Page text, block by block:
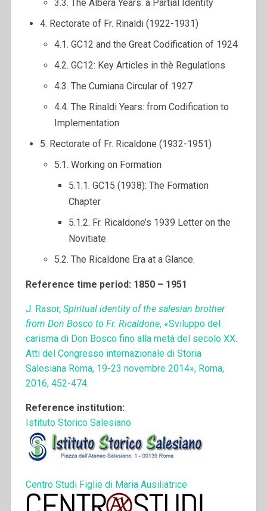
3.3. The Albera Years: a Partial Identity
4. Rectorate of Fr. Rinaldi (1922-1931)
4.1. GC12 and the Great Codification of 1924
4.2. GC12: Key Articles in thè Regulatìons
4.3. The Cumiana Circular of 1927
4.4. The Rinaldi Years: from Codification to
Implementation
5. Rectorate of Fr. Ricaldone (1932-1951)
5.1. Working on Formation
5.1.1. GC15 (1938): The Formation
Chapter
5.1.2. Fr. Ricaldone’s 1939 Letter on the
Novitiate
5.2. The Ricaldone Era at a Glance.
Reference time period: 1850 – 1951
J. Rasor, Spiritual identity of the salesian brother
from Don Bosco to Fr. Ricaldone, «Sviluppo del
carisma di Don Bosco fino alla metà del secolo XX.
Atti del Congresso internazionale di Storia
Salesiana Roma, 19-23 novembre 2014», Roma,
2016, 452-474.
Reference institution:
Istituto Storico Salesiano
Centro Studi Figlie di Maria Ausiliatrice